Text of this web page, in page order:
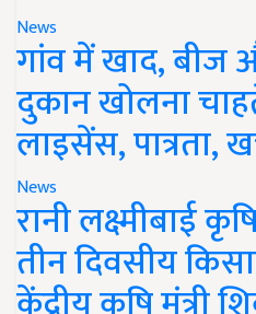
News
गांव में खाद, बीज
दुकान खोलना
लाइसेंस, पात्रता,
News
रानी लक्ष्मीबाई
तीन दिवसीय